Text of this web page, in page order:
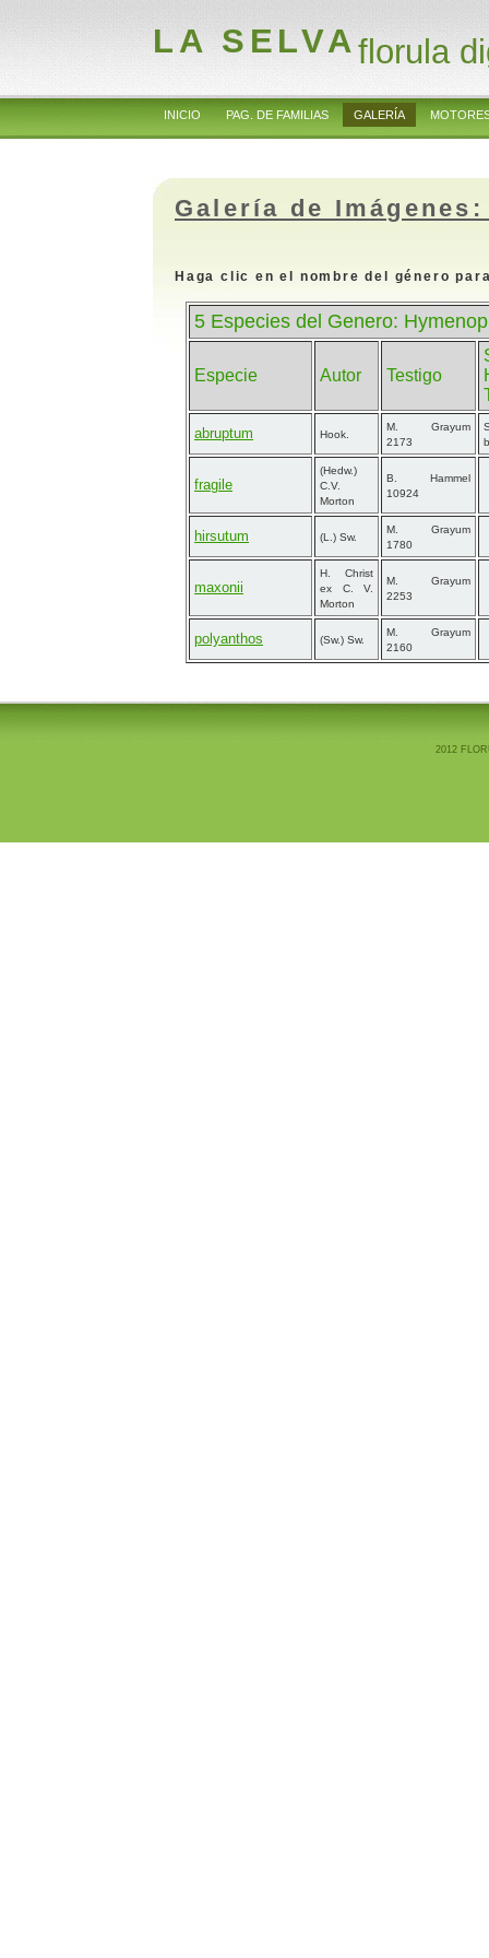
LA SELVAflorula
INICIO PAG. DE FAMILIAS GALERÍA
Galería de
Haga clic en el nombre del género
5 Especies del Genero:
Especie Autor Testigo
abruptum Hook.
M. Grayum
2173
fragile
(Hedw.)
C.V.
Morton
B. Hammel
10924
hirsutum (L.) Sw.
M. Grayum
1780
maxonii
H. Christ
ex C. V.
Morton
M. Grayum
2253
polyanthos (Sw.) Sw.
M. Grayum
2160
2012